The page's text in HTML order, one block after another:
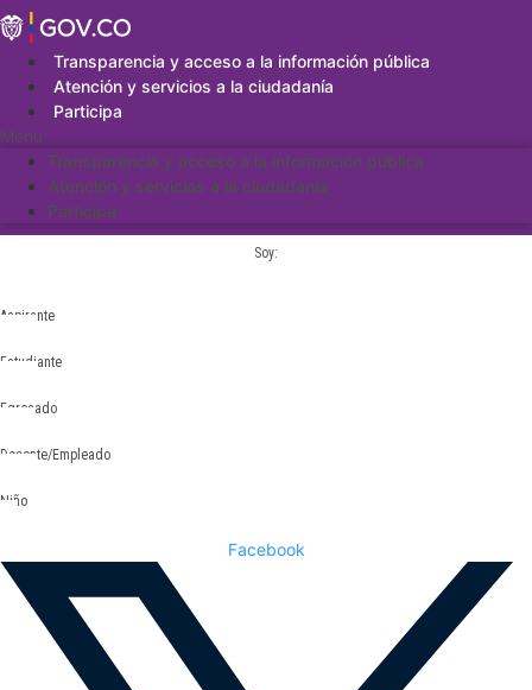
Saltar
al
contenidoTransparencia y acceso a la información pública
Atención y servicios a la ciudadanía
Participa
Menu
Transparencia y acceso a la información pública
Atención y servicios a la ciudadanía
Participa
Soy:
Aspirante
Estudiante
Egresado
Docente/Empleado
Niño
Facebook